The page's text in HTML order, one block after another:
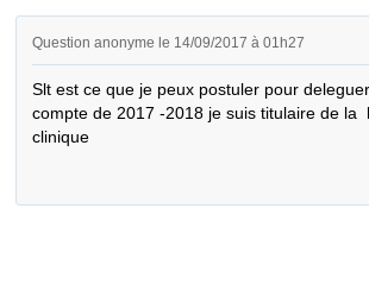
Question anonyme le 14/09/2017 à 01h27
Slt est ce que je peux postuler pour
compte de 2017 -2018 je suis titulaire de la
clinique